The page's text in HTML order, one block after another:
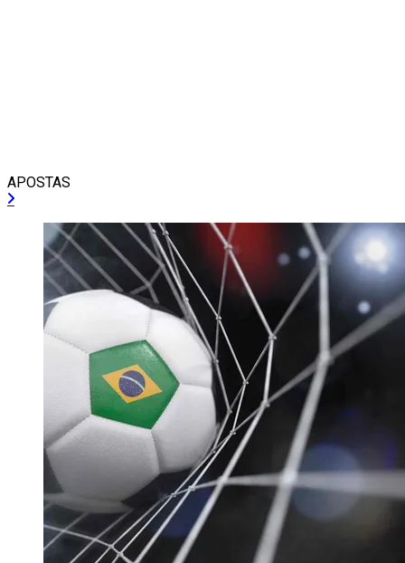
APOSTAS